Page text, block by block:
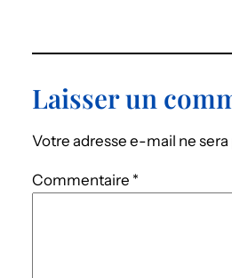
Laisser un
Votre adresse e-mail ne sera
Commentaire *